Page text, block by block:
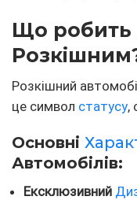
Що робить
Розкішний
це символ статусу,
Основні
Автомобілів:
Ексклюзивний